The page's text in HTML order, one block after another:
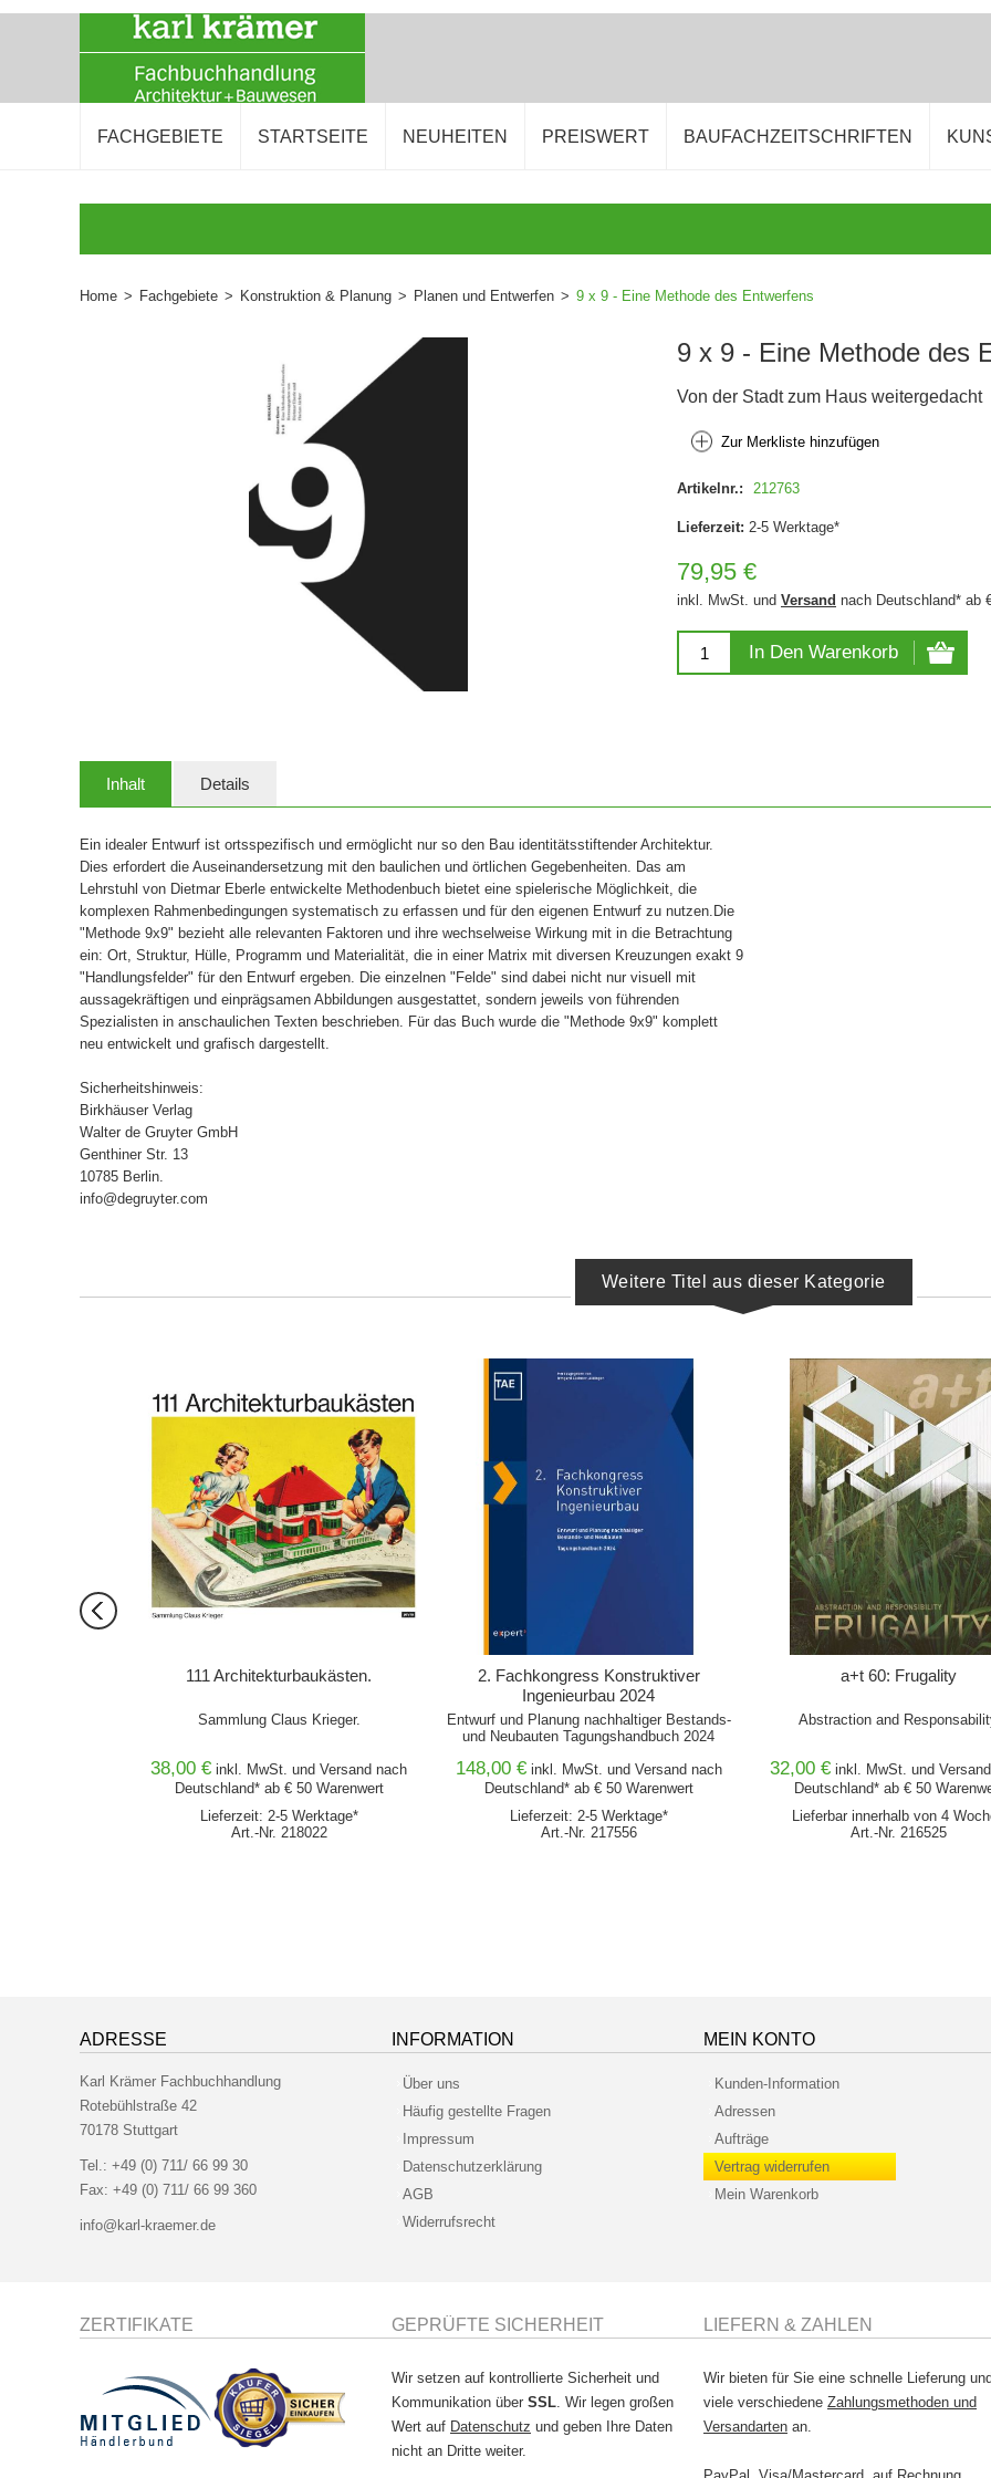
FACHGEBIETE STARTSEITE NEUHEITEN PREISWERT BAUFACHZEITSCHRIFTEN
Home > Fachgebiete > Konstruktion & Planung > Planen und Entwerfen > 9 x 9 - Eine Methode des Entwerfens
9 x 9 - Eine Methode des
Von der Stadt zum Haus weitergedacht
Zur Merkliste hinzufügen
Artikelnr.: 212763
Lieferzeit: 2-5 Werktage*
79,95 €
inkl. MwSt. und Versand nach Deutschland* ab
In Den Warenkorb
Inhalt Details
Ein idealer Entwurf ist ortsspezifisch und ermöglicht nur so den Bau identitätsstiftender Architektur.
Dies erfordert die Auseinandersetzung mit den baulichen und örtlichen Gegebenheiten. Das am
Lehrstuhl von Dietmar Eberle entwickelte Methodenbuch bietet eine spielerische Möglichkeit, die
komplexen Rahmenbedingungen systematisch zu erfassen und für den eigenen Entwurf zu nutzen.Die
"Methode 9x9" bezieht alle relevanten Faktoren und ihre wechselweise Wirkung mit in die Betrachtung
ein: Ort, Struktur, Hülle, Programm und Materialität, die in einer Matrix mit diversen Kreuzungen exakt 9
"Handlungsfelder" für den Entwurf ergeben. Die einzelnen "Felde" sind dabei nicht nur visuell mit
aussagekräftigen und einprägsamen Abbildungen ausgestattet, sondern jeweils von führenden
Spezialisten in anschaulichen Texten beschrieben. Für das Buch wurde die "Methode 9x9" komplett
neu entwickelt und grafisch dargestellt.
Sicherheitshinweis:
Birkhäuser Verlag
Walter de Gruyter GmbH
Genthiner Str. 13
10785 Berlin.
info@degruyter.com
Weitere Titel aus dieser Kategorie
111 Architekturbaukästen.
Sammlung Claus Krieger.
38,00 € inkl. MwSt. und Versand nach
Deutschland* ab € 50 Warenwert
Lieferzeit: 2-5 Werktage*
Art.-Nr. 218022
2. Fachkongress Konstruktiver
Ingenieurbau 2024
Entwurf und Planung nachhaltiger Bestands-
und Neubauten Tagungshandbuch 2024
148,00 € inkl. MwSt. und Versandnach
Deutschland* ab € 50 Warenwert
Lieferzeit: 2-5 Werktage*
Art.-Nr. 217556
IN DEN WARENKORB
a+t 60: Frugality
Abstraction and
32,00 € inkl. MwSt. und Versand
Deutschland* ab € 50
Lieferbar innerhalb von 4
Art.-Nr. 216525
IN DEN WARENKORB
ADRESSE
Karl Krämer Fachbuchhandlung
Rotebühlstraße 42
70178 Stuttgart
Tel.: +49 (0) 711/ 66 99 30
Fax: +49 (0) 711/ 66 99 360
info@karl-kraemer.de
INFORMATION
Über uns
Häufig gestellte Fragen
Impressum
Datenschutzerklärung
AGB
Widerrufsrecht
MEIN KONTO
Kunden-Information
Adressen
Aufträge
Vertrag widerrufen
Mein Warenkorb
ZERTIFIKATE GEPRÜFTE SICHERHEIT
Wir setzen auf kontrollierte Sicherheit und
Kommunikation über SSL . Wir legen großen
Wert auf Datenschutz und geben Ihre Daten
nicht an Dritte weiter.
LIEFERN & ZAHLEN
Wir bieten für Sie eine schnelle Lieferung
viele verschiedene Zahlungsmethoden und
Versandarten an.